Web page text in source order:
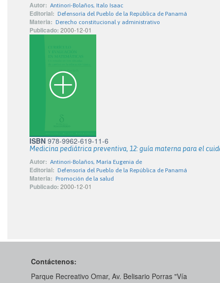
Autor: Antinori-Bolaños, Italo Isaac
Editorial: Defensoría del Pueblo de la República de Panamá
Materia: Derecho constitucional y administrativo
Publicado: 2000-12-01
ISBN 978-9962-619-11-6
Medicina pediátrica preventiva, 12: guía materna para el
Autor: Antinori-Bolaños, María Eugenia de
Editorial: Defensoría del Pueblo de la República de Panamá
Materia: Promoción de la salud
Publicado: 2000-12-01
Contáctenos:
Parque Recreativo Omar, Av. Belisario Porras "Vía